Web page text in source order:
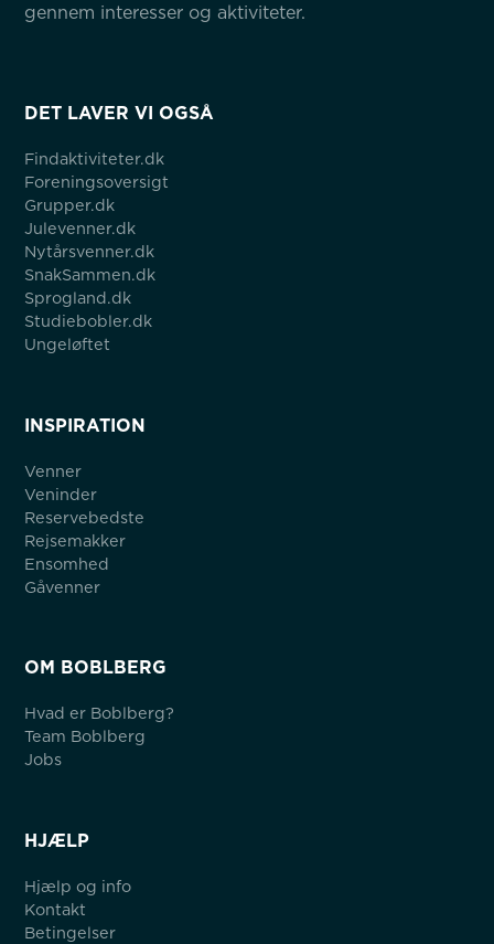
gennem interesser og aktiviteter.
DET LAVER VI OGSÅ
Findaktiviteter.dk
Foreningsoversigt
Grupper.dk
Julevenner.dk
Nytårsvenner.dk
SnakSammen.dk
Sprogland.dk
Studiebobler.dk
Ungeløftet
INSPIRATION
Venner
Veninder
Reservebedste
Rejsemakker
Ensomhed
Gåvenner
OM BOBLBERG
Hvad er Boblberg?
Team Boblberg
Jobs
HJÆLP
Hjælp og info
Kontakt
Betingelser